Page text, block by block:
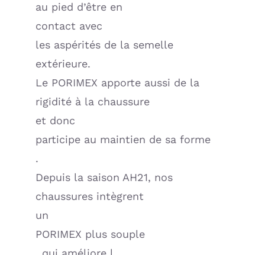
au pied d’être en
contact avec
les aspérités de la semelle
extérieure.
Le PORIMEX apporte aussi de la
rigidité à la chaussure
et donc
participe au maintien de sa forme
.
Depuis la saison AH21, nos
chaussures intègrent
un
PORIMEX plus souple